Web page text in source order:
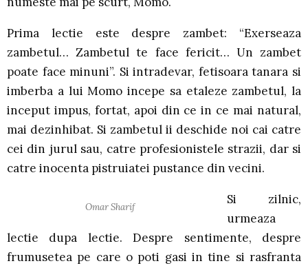
Prima lectie este despre zambet: “Exerseaza
zambetul… Zambetul te face fericit… Un zambet
poate face minuni”. Si intradevar, fetisoara tanara si
imberba a lui Momo incepe sa etaleze zambetul, la
inceput impus, fortat, apoi din ce in ce mai natural,
mai dezinhibat. Si zambetul ii deschide noi cai catre
cei din jurul sau, catre profesionistele strazii, dar si
catre inocenta pistruiatei pustance din vecini.
Omar Sharif
Si zilnic,
urmeaza
lectie dupa lectie. Despre sentimente, despre
frumusetea pe care o poti gasi in tine si rasfranta